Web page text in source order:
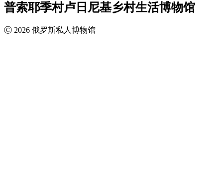
普索耶季村卢日尼基乡村生活博物馆
Ⓒ 2026 俄罗斯私人博物馆